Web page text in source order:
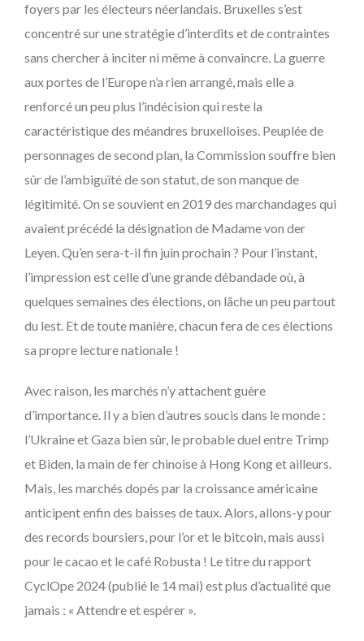
foyers par les électeurs néerlandais. Bruxelles s’est
concentré sur une stratégie d’interdits et de contraintes
sans chercher à inciter ni même à convaincre. La guerre
aux portes de l’Europe n’a rien arrangé, mais elle a
renforcé un peu plus l’indécision qui reste la
caractéristique des méandres bruxelloises. Peuplée de
personnages de second plan, la Commission souffre bien
sûr de l’ambiguïté de son statut, de son manque de
légitimité. On se souvient en 2019 des marchandages qui
avaient précédé la désignation de Madame von der
Leyen. Qu’en sera-t-il fin juin prochain ? Pour l’instant,
l’impression est celle d’une grande débandade où, à
quelques semaines des élections, on lâche un peu partout
du lest. Et de toute manière, chacun fera de ces élections
sa propre lecture nationale !
Avec raison, les marchés n’y attachent guère
d’importance. Il y a bien d’autres soucis dans le monde :
l’Ukraine et Gaza bien sûr, le probable duel entre Trimp
et Biden, la main de fer chinoise à Hong Kong et ailleurs.
Mais, les marchés dopés par la croissance américaine
anticipent enfin des baisses de taux. Alors, allons-y pour
des records boursiers, pour l’or et le bitcoin, mais aussi
pour le cacao et le café Robusta ! Le titre du rapport
CyclOpe 2024 (publié le 14 mai) est plus d’actualité que
jamais : « Attendre et espérer ».